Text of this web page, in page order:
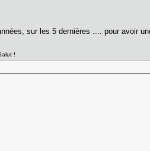
sur les 5 dernières .... pour avoir
!